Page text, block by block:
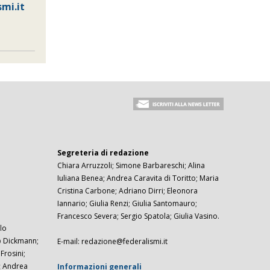
Dickmann;
Andrea
Segreteria di redazione
Chiara Arruzzoli; Simone Barbareschi; Alina
Iuliana Benea; Andrea Caravita di Toritto; Maria
Cristina Carbone; Adriano Dirri; Eleonora
Iannario; Giulia Renzi; Giulia Santomauro;
Francesco Severa; Sergio Spatola; Giulia Vasino.
E-mail: redazione@federalismi.it
Informazioni generali